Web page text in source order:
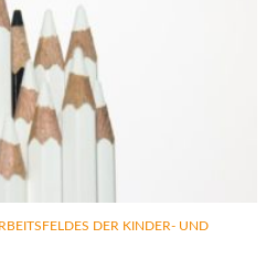
DER KINDER- UND